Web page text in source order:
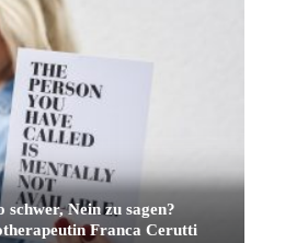
schwer, Nein zu sagen?
Franca Cerutti